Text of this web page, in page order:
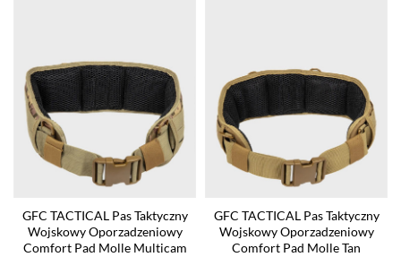
GFC TACTICAL Pas Taktyczny
Wojskowy Oporzadzeniowy
Comfort Pad Molle Multicam
GFC TACTICAL Pas Taktyczny
Wojskowy Oporzadzeniowy
Comfort Pad Molle Tan